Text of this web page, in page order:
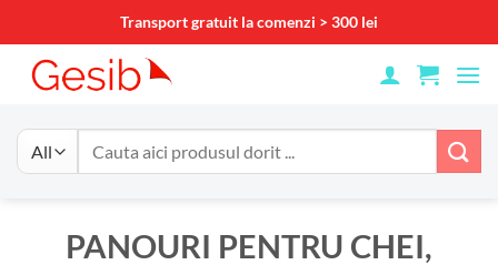
to
content
Transport gratuit la comenzi > 300 lei
PANOURI PENTRU CHEI,